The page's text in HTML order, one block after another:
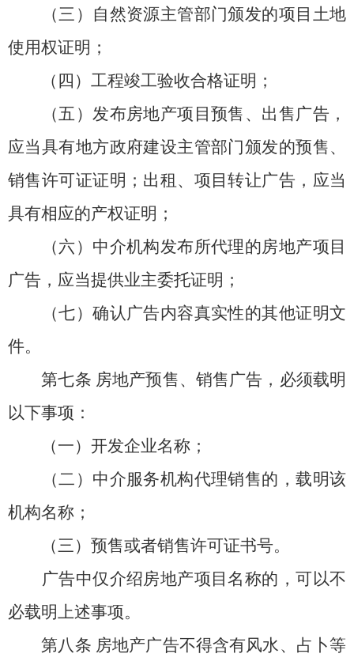
（三）自然资源主管部门颁发的项目土地
使用权证明；
（四）工程竣工验收合格证明；
（五）发布房地产项目预售、出售广告，
应当具有地方政府建设主管部门颁发的预售、
销售许可证证明；出租、项目转让广告，应当
具有相应的产权证明；
（六）中介机构发布所代理的房地产项目
广告，应当提供业主委托证明；
（七）确认广告内容真实性的其他证明文
件。
第七条 房地产预售、销售广告，必须载明
以下事项：
（一）开发企业名称；
（二）中介服务机构代理销售的，载明该
机构名称；
（三）预售或者销售许可证书号。
广告中仅介绍房地产项目名称的，可以不
必载明上述事项。
第八条 房地产广告不得含有风水、占卜等